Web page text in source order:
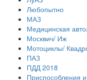
Любопытно
МАЗ
Медицинская
Москвич/ Иж
Мотоциклы/
ПАЗ
ПДД 2018
Приспособления